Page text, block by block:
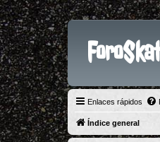
Enlaces rápidos
Índice general